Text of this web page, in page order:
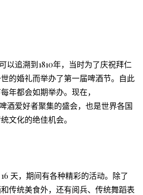
以追溯到1810年，当时为了庆祝拜仁
的婚礼而举办了第一届啤酒节。自此
年都会如期举办。现在，
酒爱好者聚集的盛会，也是世界各国
文化的绝佳机会。
天，期间有各种精彩的活动。除了
传统美食外，还有阅兵、传统舞蹈表